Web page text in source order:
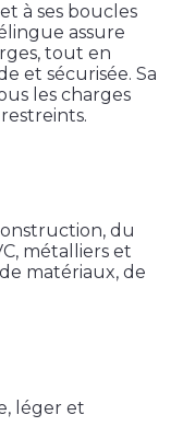
à ses boucles
assure
tout en
et sécurisée. Sa
les charges
du
métalliers et
matériaux, de
léger et